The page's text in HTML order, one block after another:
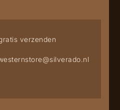
verzenden